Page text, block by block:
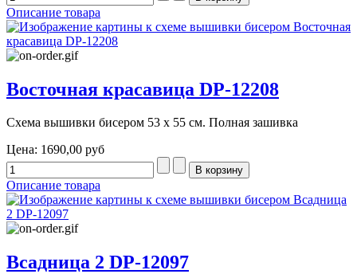
Описание товара
Восточная красавица DP-12208
Схема вышивки бисером 53 х 55 см. Полная зашивка
Цена: 1690,00 руб
Описание товара
Всадница 2 DP-12097